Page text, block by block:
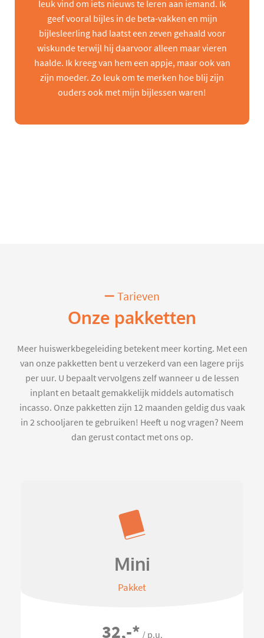
leuk vind om iets nieuws te leren aan iemand. Ik
geef vooral bijles in de beta-vakken en mijn
bijlesleerling had laatst een zeven gehaald voor
wiskunde terwijl hij daarvoor alleen maar vieren
haalde. Ik kreeg van hem een appje, maar ook van
zijn moeder. Zo leuk om te merken hoe blij zijn
ouders ook met mijn bijlessen waren!
Tarieven
Onze pakketten
Meer huiswerkbegeleiding betekent meer korting. Met een
van onze pakketten bent u verzekerd van een lagere prijs
per uur. U bepaalt vervolgens zelf wanneer u de lessen
inplant en betaalt gemakkelijk middels automatisch
incasso. Onze pakketten zijn 12 maanden geldig dus vaak
in 2 schooljaren te gebruiken! Heeft u nog vragen? Neem
dan gerust contact met ons op.
Mini
Pakket
32,-* / p.u.